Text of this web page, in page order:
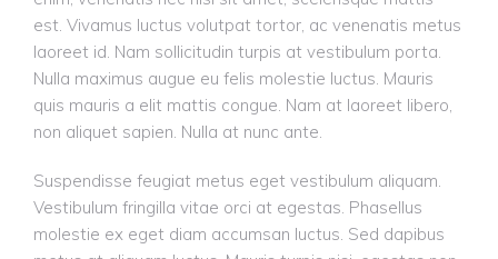
est. Vivamus luctus volutpat tortor, ac venenatis metus
laoreet id. Nam sollicitudin turpis at vestibulum porta.
Nulla maximus augue eu felis molestie luctus. Mauris
quis mauris a elit mattis congue. Nam at laoreet libero,
non aliquet sapien. Nulla at nunc ante.
Suspendisse feugiat metus eget vestibulum aliquam.
Vestibulum fringilla vitae orci at egestas. Phasellus
molestie ex eget diam accumsan luctus. Sed dapibus